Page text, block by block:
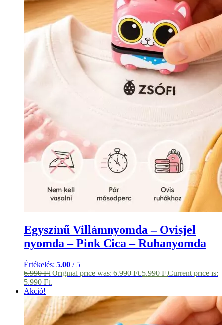
Egyszínű Villámnyomda – Ovisjel
nyomda – Pink Cica – Ruhanyomda
Értékelés: 5.00 / 5
6.990Ft Original price was: 6.990 Ft.5.990 FtCurrent price is:
5.990 Ft.
Akció!